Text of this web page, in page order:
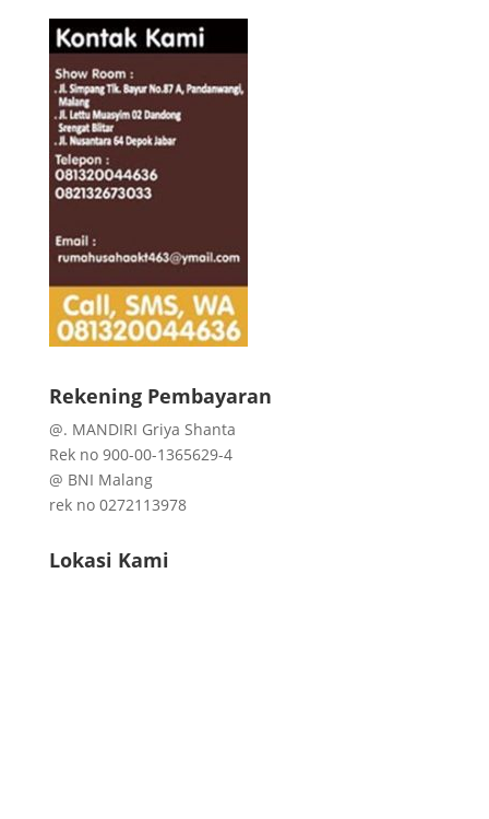
Rekening Pembayaran
@. MANDIRI Griya Shanta
Rek no 900-00-1365629-4
@ BNI Malang
rek no 0272113978
Lokasi Kami